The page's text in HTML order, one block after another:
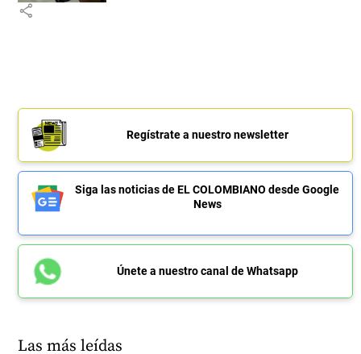
share
Regístrate a nuestro newsletter
Siga las noticias de EL COLOMBIANO desde Google
News
Únete a nuestro canal de Whatsapp
Las más leídas